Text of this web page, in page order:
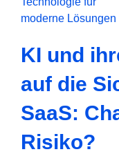
KI und
auf die
SaaS:
Risiko?